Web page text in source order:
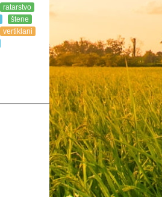
ratarstvo
štene
vertiklani